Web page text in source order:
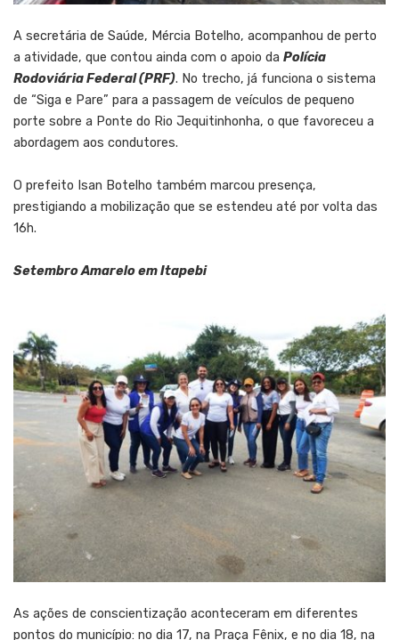
A secretária de Saúde, Mércia Botelho, acompanhou de perto
a atividade, que contou ainda com o apoio da Polícia
Rodoviária Federal (PRF). No trecho, já funciona o sistema
de “Siga e Pare” para a passagem de veículos de pequeno
porte sobre a Ponte do Rio Jequitinhonha, o que favoreceu a
abordagem aos condutores.
O prefeito Isan Botelho também marcou presença,
prestigiando a mobilização que se estendeu até por volta das
16h.
Setembro Amarelo em Itapebi
As ações de conscientização aconteceram em diferentes
pontos do município: no dia 17, na Praça Fênix, e no dia 18, na